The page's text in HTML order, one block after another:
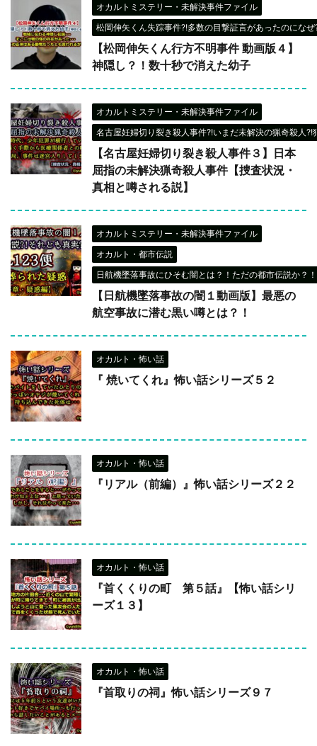
オカルトミステリー・未解決事件ファイル
松岡伸矢くん失踪事件?!多数の目撃証言があったのにな
【松岡伸矢くん行方不明事件 動画版４】
神隠し？！数十秒で消えた幼子
オカルトミステリー・未解決事件ファイル
名古屋妊婦切り裂き殺人事件?!いまだ未解決の猟奇殺人
【名古屋妊婦切り裂き殺人事件３】日本
屈指の未解決猟奇殺人事件【捜査状況・
真相と噂される説】
オカルトミステリー・未解決事件ファイル
オカルト・都市伝説
日航機墜落事故にひそむ闇とは？！ただの都市伝説か？
【日航機墜落事故の闇１動画版】最悪の
航空事故に潜む黒い噂とは？！
オカルト・怖い話
『 焼いてくれ』怖い話シリーズ５２
オカルト・怖い話
『リアル（前編）』怖い話シリーズ２２
オカルト・怖い話
『首くくりの町 第５話』【怖い話シリ
ーズ１３】
オカルト・怖い話
『首取りの祠』怖い話シリーズ９７